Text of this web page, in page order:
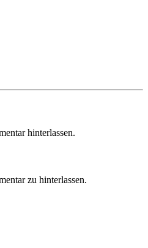
hinterlassen.
zu hinterlassen.